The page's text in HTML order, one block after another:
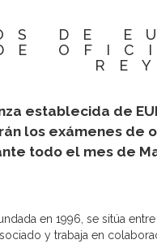
DE
establecida de
los exámenes de
todo el mes de
en 1996, se sitúa
y trabaja en